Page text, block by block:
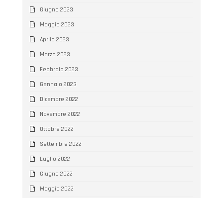
Giugno 2023
Maggio 2023
Aprile 2023
Marzo 2023
Febbraio 2023
Gennaio 2023
Dicembre 2022
Novembre 2022
Ottobre 2022
Settembre 2022
Luglio 2022
Giugno 2022
Maggio 2022